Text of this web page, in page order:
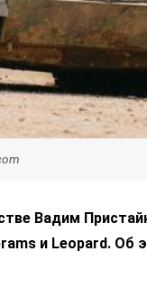
Вадим
и Leopard.